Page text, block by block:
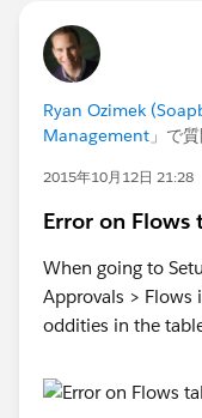
Ryan Ozimek
Management 」で
2015年10月12日 21:28
Error on Flows
When going to
Approvals > Flows
oddities in the